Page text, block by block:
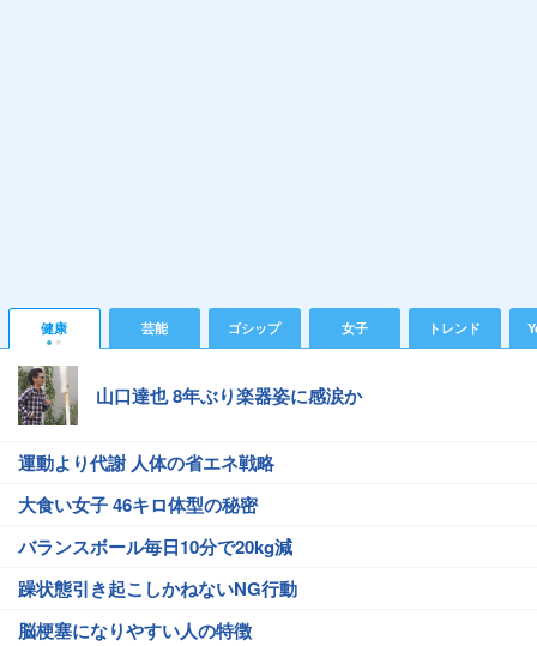
健康 芸能 ゴシップ 女子 トレンド
山口達也 8年ぶり楽器姿に感涙か
運動より代謝 人体の省エネ戦略
大食い女子 46キロ体型の秘密
バランスボール毎日10分で20kg減
躁状態引き起こしかねないNG行動
脳梗塞になりやすい人の特徴